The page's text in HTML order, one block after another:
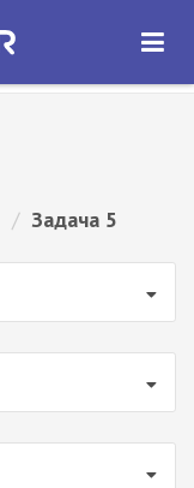
ОТКРЫТЬ
/ Задача 5